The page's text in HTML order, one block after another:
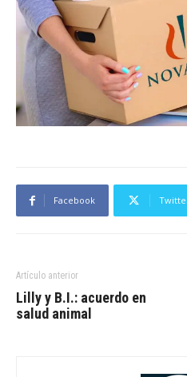
Facebook
Artículo anterior
Lilly y B.I.: acuerdo en
salud animal